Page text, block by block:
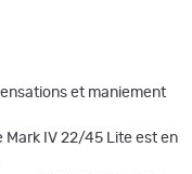
et maniement
Mark IV 22/45 Lite est en